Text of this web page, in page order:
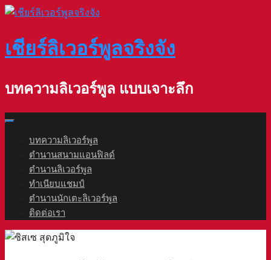
Skip
เชียร์ลิเวอร์พูลจริงจัง
บทความลิเวอร์พูล แบบเจาะลึก
บทความลิเวอร์พูล
ตำนานสนามแอนฟิลด์
ตำนานลิเวอร์พูล
ทำเนียบแชมป์
ตำนานนักเตะลิเวอร์พูล
ติดต่อเรา